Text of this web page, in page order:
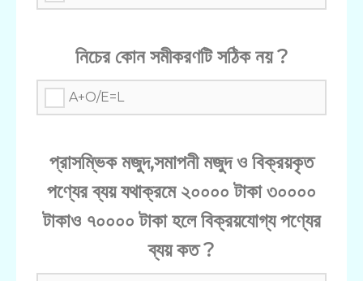
নিচের কোন সমীকরণটি সঠিক নয় ?
A+O/E=L
প্রাসম্ভিক মজুদ,সমাপনী মজুদ ও বিক্রয়কৃত
পণ্যের ব্যয় যথাক্রমে ২০০০০ টাকা ৩০০০০
টাকাও ৭০০০০ টাকা হলে বিক্রয়যোগ্য পণ্যের
ব্যয় কত ?